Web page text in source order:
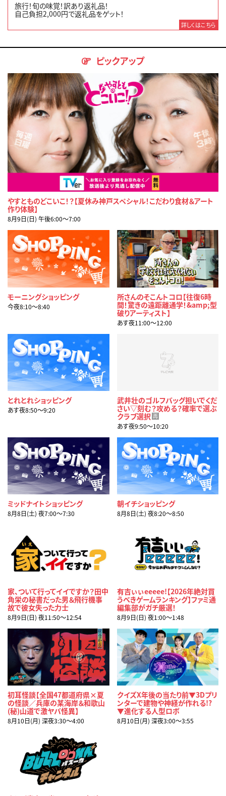
旅行！旬の味覚！訳あり返礼品！
自己負担2,000円で返礼品をゲット！
詳しくはこちら
ピックアップ
やすとものどこいこ！？【夏休み神戸スペシャル！こだわり食材＆アート
作り体験】
8月9日(日) 午後6:00〜7:00
モーニングショッピング
今夜8:10〜8:40
所さんのそこんトコロ【往復6時
間！驚きの遠距離通学！&amp;型
破りアーティスト】
あす夜11:00〜12:00
とれとれショッピング
あす夜8:50〜9:20
武井壮のゴルフバッグ担いでくだ
さい▽刻む？攻める？確率で選ぶ
クラブ選択 再
あす夜9:50〜10:20
ミッドナイトショッピング
8月8日(土) 夜7:00〜7:30
朝イチショッピング
8月8日(土) 夜8:20〜8:50
家、ついて行ってイイですか？田中
角栄の秘書だった男＆飛行機事
故で彼女失った力士
8月9日(日) 夜11:50〜12:54
有吉ぃぃeeeee!【2026年絶対買
うべきゲームランキング】ファミ通
編集部がガチ厳選！
8月9日(日) 夜1:00〜1:48
初耳怪談【全国47都道府県×夏
の怪談／兵庫の某海岸＆和歌山
(秘)山道で激ヤバ怪異】
8月10日(月) 深夜3:30〜4:00
クイズX年後の当たり前▼3Dプリ
ンターで建物や神経が作れる!?
▼進化する人型ロボ
8月10日(月) 深夜3:00〜3:55